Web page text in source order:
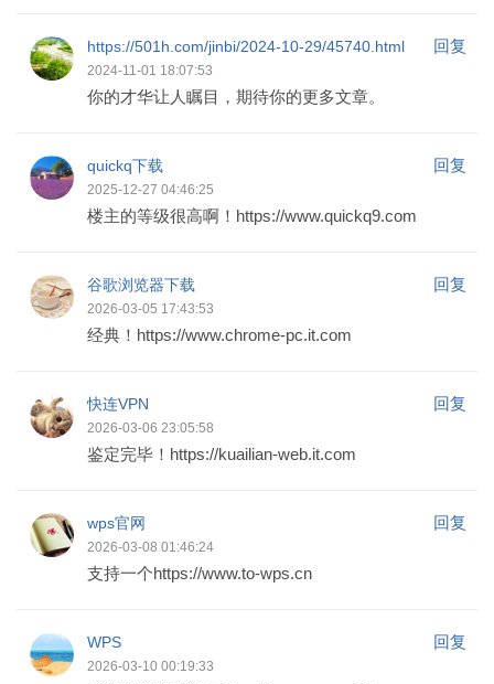
https://501h.com/jinbi/2024-10-29/45740.html 回复
2024-11-01 18:07:53
你的才华让人瞩目，期待你的更多文章。
quickq下载 回复
2025-12-27 04:46:25
楼主的等级很高啊！https://www.quickq9.com
谷歌浏览器下载 回复
2026-03-05 17:43:53
经典！https://www.chrome-pc.it.com
快连VPN 回复
2026-03-06 23:05:58
鉴定完毕！https://kuailian-web.it.com
wps官网 回复
2026-03-08 01:46:24
支持一个https://www.to-wps.cn
WPS 回复
2026-03-10 00:19:33